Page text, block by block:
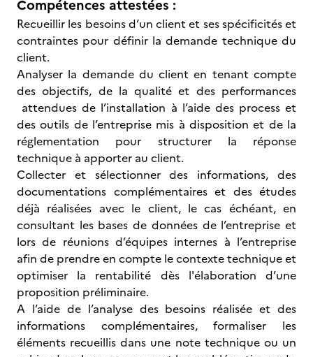
Compétences attestées :
Recueillir les besoins d’un client et ses spécificités et
contraintes pour définir la demande technique du
client.
Analyser la demande du client en tenant compte
des objectifs, de la qualité et des performances
attendues de l’installation à l’aide des process et
des outils de l’entreprise mis à disposition et de la
réglementation pour structurer la réponse
technique à apporter au client.
Collecter et sélectionner des informations, des
documentations complémentaires et des études
déjà réalisées avec le client, le cas échéant, en
consultant les bases de données de l’entreprise et
lors de réunions d’équipes internes à l’entreprise
afin de prendre en compte le contexte technique et
optimiser la rentabilité dès l'élaboration d’une
proposition préliminaire.
A l’aide de l’analyse des besoins réalisée et des
informations complémentaires, formaliser les
éléments recueillis dans une note technique ou un